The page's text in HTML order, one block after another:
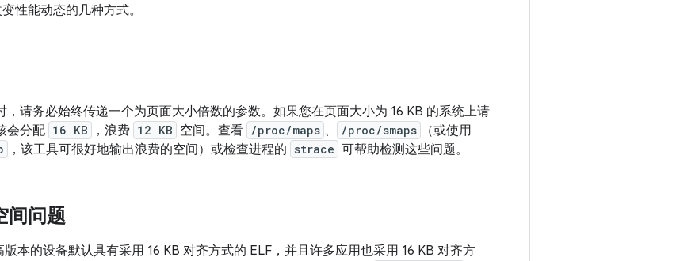
性能动态的几种方式。
，请务必始终传递一个为页面大小倍数的参数。如果您在页面大小为 16 KB 的系统上请
会分配 16 KB ，浪费 12 KB 空间。查看 /proc/maps 、 /proc/smaps
（或使用
，该工具可很好地输出浪费的空间）或检查进程的 strace 可帮助检测这些问题。
间问题
本的设备默认具有采用 16 KB 对齐方式的 ELF，并且许多应用也采用 16 KB 对齐方